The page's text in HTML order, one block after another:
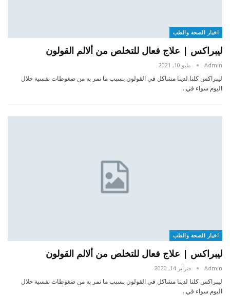
اخبار الصحة والطب
ليبراكس | علاج فعال للتخلص من ألالم القولون
Admin مايو 10, 2021
ليبراكس كلنا لدينا مشاكل في القولون بسبب ما نمر به من ضغوطات نفسية خلال
اليوم سواء في…
اخبار الصحة والطب
ليبراكس | علاج فعال للتخلص من ألالم القولون
Admin فبراير 14, 2020
ليبراكس كلنا لدينا مشاكل في القولون بسبب ما نمر به من ضغوطات نفسية خلال
اليوم سواء في…